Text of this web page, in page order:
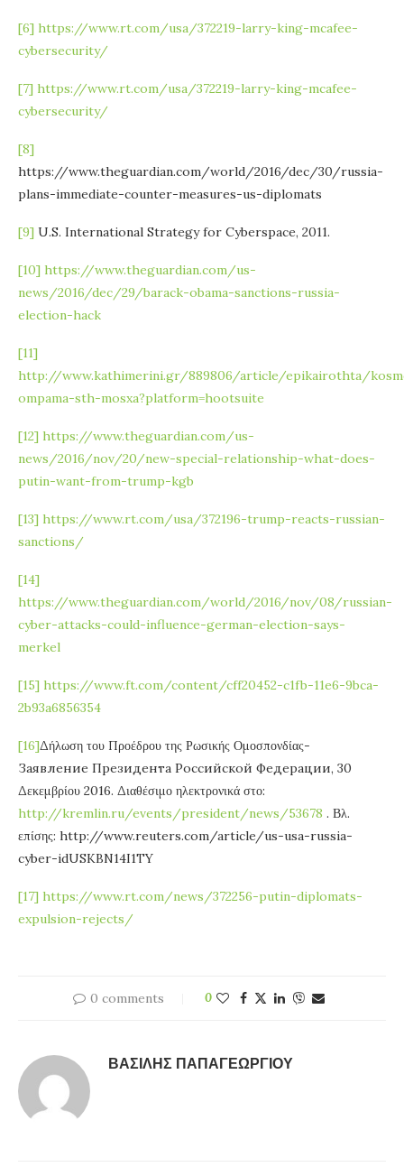
[6] https://www.rt.com/usa/372219-larry-king-mcafee-
cybersecurity/
[7] https://www.rt.com/usa/372219-larry-king-mcafee-
cybersecurity/
[8]
https://www.theguardian.com/world/2016/dec/30/russia-
plans-immediate-counter-measures-us-diplomats
[9] U.S. International Strategy for Cyberspace, 2011.
[10] https://www.theguardian.com/us-
news/2016/dec/29/barack-obama-sanctions-russia-
election-hack
[11]
http://www.kathimerini.gr/889806/article/epikairothta/
ompama-sth-mosxa?platform=hootsuite
[12] https://www.theguardian.com/us-
news/2016/nov/20/new-special-relationship-what-does-
putin-want-from-trump-kgb
[13] https://www.rt.com/usa/372196-trump-reacts-russian-
sanctions/
[14]
https://www.theguardian.com/world/2016/nov/08/russian-
cyber-attacks-could-influence-german-election-says-
merkel
[15] https://www.ft.com/content/cff20452-c1fb-11e6-9bca-
2b93a6856354
[16]Δήλωση του Προέδρου της Ρωσικής Ομοσπονδίας-
Заявление Президента Российской Федерации, 30
Δεκεμβρίου 2016. Διαθέσιμο ηλεκτρονικά στο:
http://kremlin.ru/events/president/news/53678 . Βλ.
επίσης: http://www.reuters.com/article/us-usa-russia-
cyber-idUSKBN14I1TY
[17] https://www.rt.com/news/372256-putin-diplomats-
expulsion-rejects/
0 comments 0
ΒΑΣΊΛΗΣ ΠΑΠΑΓΕΩΡΓΊΟΥ